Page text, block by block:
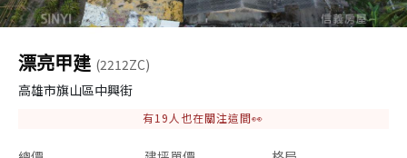
漂亮甲建 (2212ZC)
高雄市旗山區中興街
有19 人也在關注這間👀